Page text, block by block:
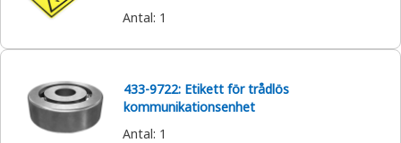
Antal: 1
433-9722: Etikett för trådlös
kommunikationsenhet
Antal: 1